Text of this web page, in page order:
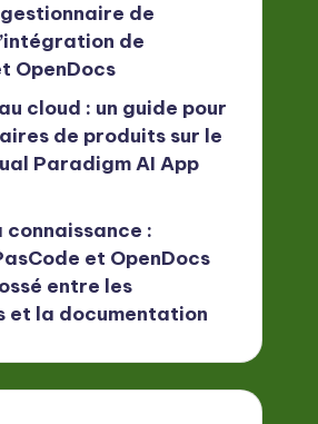
gestionnaire de
de
OpenDocs
cloud : un guide pour
de produits sur le
Paradigm AI App
connaissance :
et OpenDocs
entre les
et la documentation